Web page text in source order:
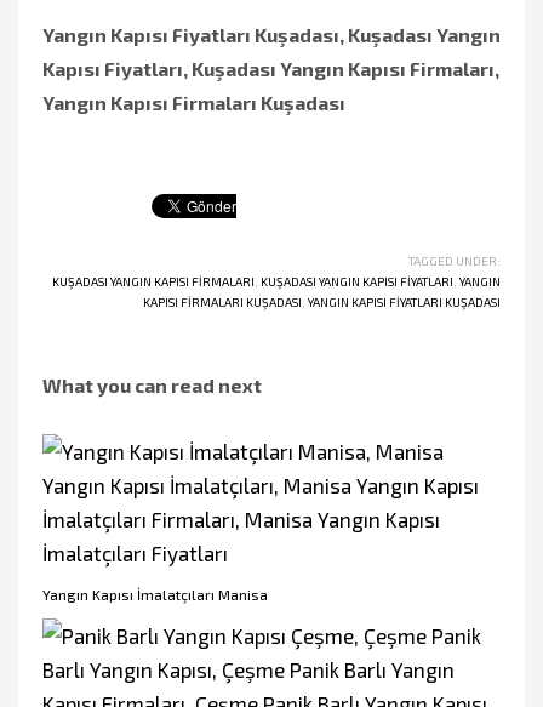
Yangın Kapısı Fiyatları Kuşadası, Kuşadası Yangın
Kapısı Fiyatları, Kuşadası Yangın Kapısı Firmaları,
Yangın Kapısı Firmaları Kuşadası
TAGGED UNDER:
KUŞADASI YANGIN KAPISI FIRMALARI KUŞADASI YANGIN KAPISI FIYATLARI YANGIN
KAPISI FIRMALARI KUŞADASI YANGIN KAPISI FIYATLARI KUŞADASI
What you can read next
Yangın Kapısı İmalatçıları Manisa